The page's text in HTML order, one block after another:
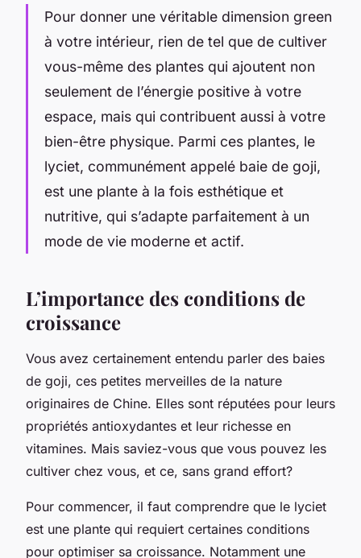
Pour donner une véritable dimension green
à votre intérieur, rien de tel que de cultiver
vous-même des plantes qui ajoutent non
seulement de l’énergie positive à votre
espace, mais qui contribuent aussi à votre
bien-être physique. Parmi ces plantes, le
lyciet, communément appelé baie de goji,
est une plante à la fois esthétique et
nutritive, qui s’adapte parfaitement à un
mode de vie moderne et actif.
L’importance des conditions de
croissance
Vous avez certainement entendu parler des baies
de goji, ces petites merveilles de la nature
originaires de Chine. Elles sont réputées pour leurs
propriétés antioxydantes et leur richesse en
vitamines. Mais saviez-vous que vous pouvez les
cultiver chez vous, et ce, sans grand effort?
Pour commencer, il faut comprendre que le lyciet
est une plante qui requiert certaines conditions
pour optimiser sa croissance. Notamment une